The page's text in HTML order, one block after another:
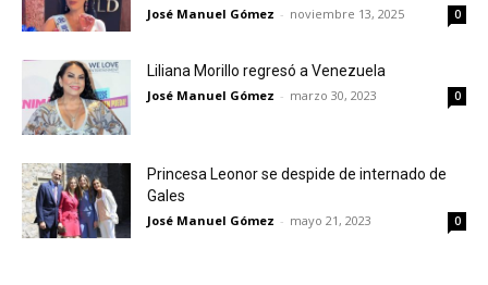
José Manuel Gómez - noviembre 13, 2025 0
Liliana Morillo regresó a Venezuela
José Manuel Gómez - marzo 30, 2023 0
Princesa Leonor se despide de internado de
Gales
José Manuel Gómez - mayo 21, 2023 0